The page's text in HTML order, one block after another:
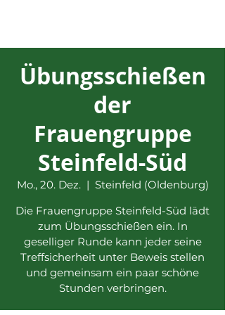
Übungsschießen
der
Frauengruppe
Steinfeld-Süd
Mo., 20. Dez.
  |
Steinfeld (Oldenburg)
Die Frauengruppe Steinfeld-Süd lädt
zum Übungsschießen ein. In
geselliger Runde kann jeder seine
Treffsicherheit unter Beweis stellen
und gemeinsam ein paar schöne
Stunden verbringen.